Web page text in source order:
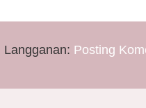
Langganan: Posting